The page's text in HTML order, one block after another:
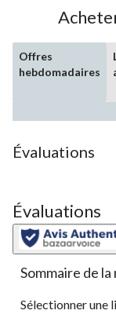
Offres
hebdomadaires
Évaluations
Évaluations
Sommaire de
Sélectionner une